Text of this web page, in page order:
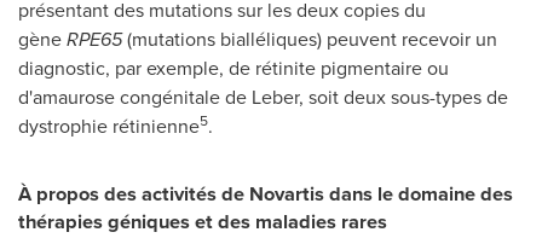
présentant des mutations sur les deux copies du
gèneRPE65(mutations bialléliques) peuvent recevoir un
diagnostic, par exemple, de rétinite pigmentaire ou
d'amaurose congénitale de Leber, soit deux sous-types de
dystrophie rétinienne5.
À propos des activités de Novartis dans le domaine des
thérapies géniques et des maladies rares